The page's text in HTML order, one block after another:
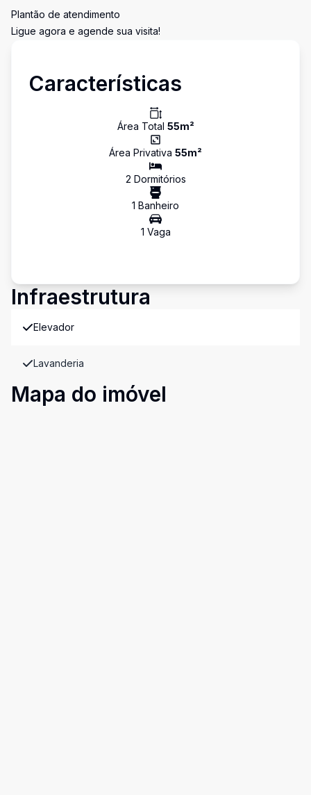
Plantão de atendimento
Ligue agora e agende sua visita!
Características
Área Total 55m²
Área Privativa 55m²
2 Dormitórios
1 Banheiro
1 Vaga
Infraestrutura
Elevador
Lavanderia
Mapa do imóvel